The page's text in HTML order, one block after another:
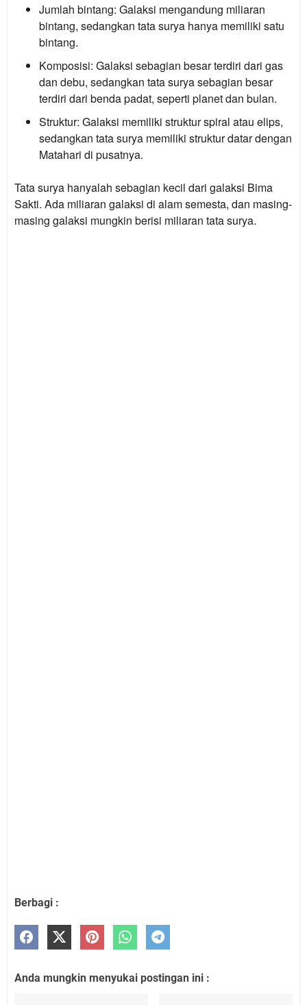
Jumlah bintang: Galaksi mengandung miliaran
bintang, sedangkan tata surya hanya memiliki satu
bintang.
Komposisi: Galaksi sebagian besar terdiri dari gas
dan debu, sedangkan tata surya sebagian besar
terdiri dari benda padat, seperti planet dan bulan.
Struktur: Galaksi memiliki struktur spiral atau elips,
sedangkan tata surya memiliki struktur datar dengan
Matahari di pusatnya.
Tata surya hanyalah sebagian kecil dari galaksi Bima
Sakti. Ada miliaran galaksi di alam semesta, dan masing-
masing galaksi mungkin berisi miliaran tata surya.
Berbagi :
Anda mungkin menyukai postingan ini :